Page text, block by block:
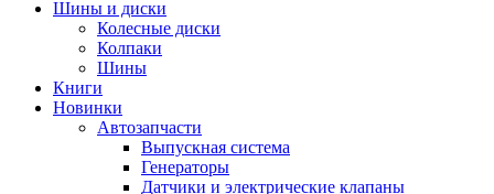
Шины и диски
Колесные диски
Колпаки
Шины
Книги
Новинки
Автозапчасти
Выпускная система
Генераторы
Датчики и электрические клапаны